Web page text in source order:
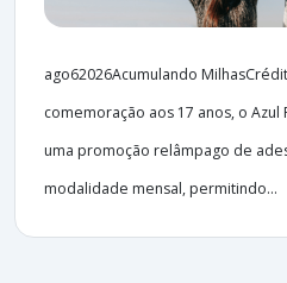
ago62026Acumulando
comemoração aos 17 anos, o
uma promoção relâmpago de
modalidade mensal, permitindo...